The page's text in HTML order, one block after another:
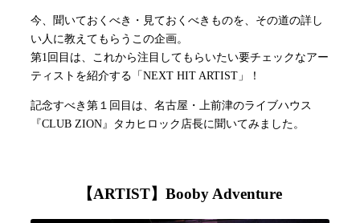
今、聞いておくべき・見ておくべきものを、その道の詳し
い人に教えてもらうこの企画。
第1回目は、これから注目してもらいたい要チェックなアー
ティストを紹介する「NEXT HIT ARTIST」！
記念すべき第１回目は、名古屋・上前津のライブハウス
『CLUB ZION』タカヒロック店長に聞いてみました。
【ARTIST】 Booby Adventure